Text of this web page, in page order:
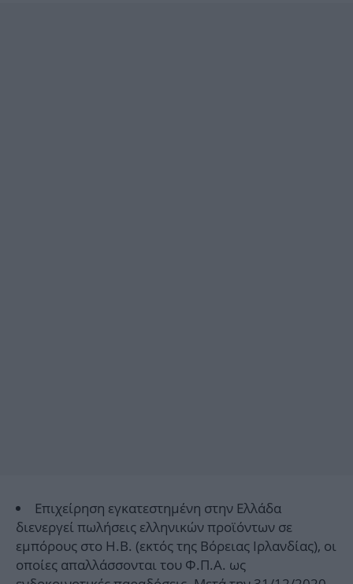
Επιχείρηση εγκατεστημένη στην Ελλάδα
διενεργεί πωλήσεις ελληνικών προϊόντων σε
εμπόρους στο Η.Β. (εκτός της Βόρειας Ιρλανδίας), οι
οποίες απαλλάσσονται του Φ.Π.Α. ως